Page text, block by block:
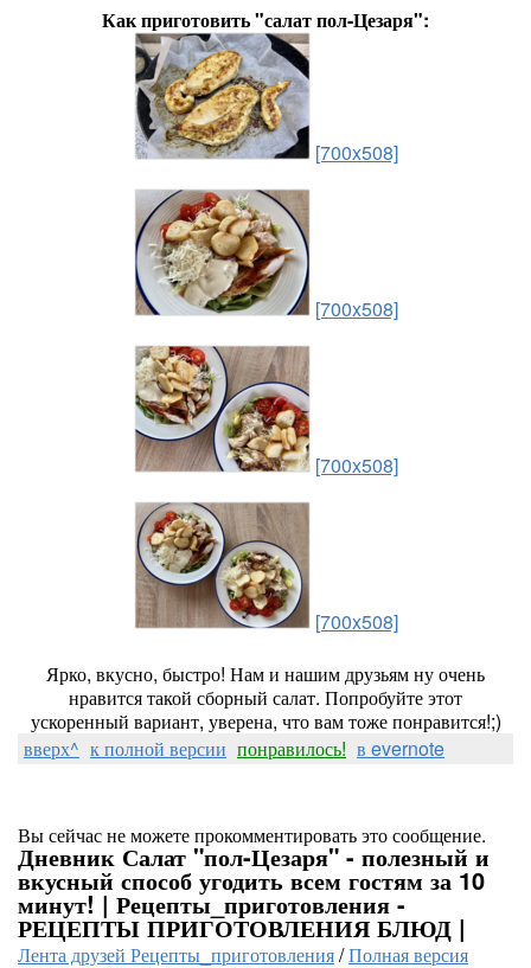
Как приготовить "салат пол-Цезаря":
[700x508]
[700x508]
[700x508]
[700x508]
Ярко, вкусно, быстро! Нам и нашим друзьям ну очень
нравится такой сборный салат. Попробуйте этот
ускоренный вариант, уверена, что вам тоже понравится!;)
вверх^ к полной версии понравилось! в evernote
Вы сейчас не можете прокомментировать это сообщение.
Дневник Салат "пол-Цезаря" - полезный и
вкусный способ угодить всем гостям за 10
минут! | Рецепты_приготовления -
РЕЦЕПТЫ ПРИГОТОВЛЕНИЯ БЛЮД |
Лента друзей Рецепты_приготовления/Полная версия